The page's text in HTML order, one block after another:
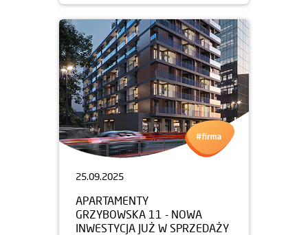
25.09.2025
APARTAMENTY
GRZYBOWSKA 11 - NOWA
INWESTYCJA JUŻ W SPRZEDAŻY